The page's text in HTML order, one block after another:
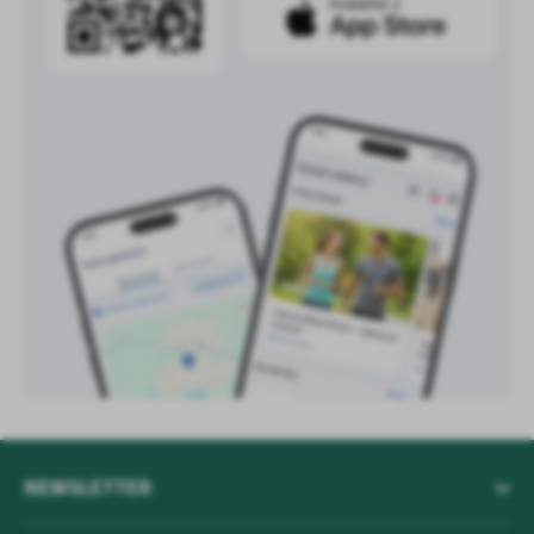
treści w postaci wiadomości, ofert, komunikatów mediów
społecznościowych.
NEWSLETTER